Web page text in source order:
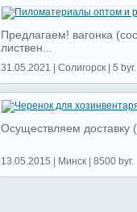
Предлагаем! вагонка
листвен...
31.05.2021 | Солигорск | 5 byr.
Осуществляем доставку
13.05.2015 | Минск | 8500 byr.